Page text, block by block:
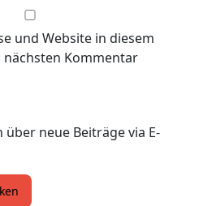
und Website in diesem
Kommentar
neue Beiträge via E-